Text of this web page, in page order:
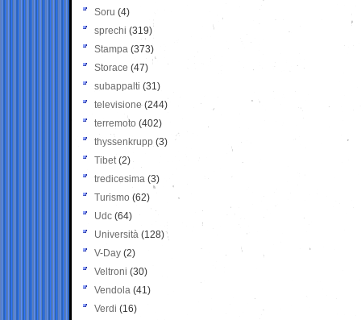
Soru (4)
sprechi (319)
Stampa (373)
Storace (47)
subappalti (31)
televisione(244)
terremoto (402)
thyssenkrupp (3)
Tibet(2)
tredicesima (3)
Turismo (62)
Udc (64)
Università (128)
V-Day (2)
Veltroni (30)
Vendola (41)
Verdi (16)